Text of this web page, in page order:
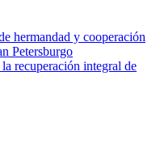
hermandad y cooperación
Petersburgo
recuperación integral de